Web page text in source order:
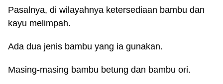
Pasalnya, di wilayahnya ketersediaan bambu dan
kayu melimpah.
Ada dua jenis bambu yang ia gunakan.
Masing-masing bambu betung dan bambu ori.